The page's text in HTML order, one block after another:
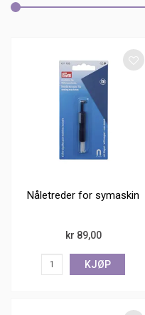
Nåletreder for symaskin
kr 89,00
KJØP